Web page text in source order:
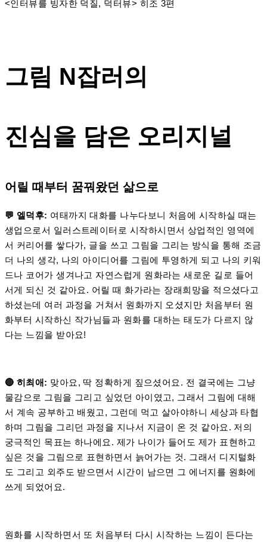
<인터뷰를 빙자한 덕질, 덕터뷰> 히조 3편
그림 N잡러의
진심을 담은 오리지널
어릴 때부터 꿈꿔왔던 삶으로
💬 엘덕후: 여태까지 대화를 나누다보니 처음에 시작하실 때는
생업으로서 일러스트레이터로 시작하시면서 상업적인 영역에
서 커리어를 쌓다가, 글을 쓰고 그림을 그리는 방식을 통해 조금
더 나의 생각, 나의 아이디어를 그림에 투영하게 되고 나의 키워
드나 코어가 생겨나고 자연스럽게 원화라는 새로운 길로 들어
서게 되신 것 같아요. 어릴 때 화가라는 장래희망을 적으셨다고
하셨는데 여러 과정을 거쳐서 원화까지 오셨지만 처음부터 원
화부터 시작하신 작가님들과 원화를 대하는 태도가 다르지 않
다는 느낌을 받아요!
🔴 히최애: 맞아요, 딱 정확하게 짚으셨어요. 전 결국에는 그냥
물감으로 그림을 그리고 싶었던 아이였고, 그래서 그림에 대해
서 계속 공부하고 배웠고, 그런데 먹고 살아야하니 세상과 타협
하며 그림을 그리던 과정을 지나서 지금이 온 것 같아요. 저의
궁극적인 목표는 하나에요. 제가 나이가 들어도 제가 표현하고
싶은 것을 그림으로 표현하면서 늙어가는 것. 그래서 디지털화
도 그리고 외주도 받으면서 시간이 남으면 그 에너지를 원화에
쓰게 되었어요.
원화를 시작하면서 또 처음부터 다시 시작하는 느낌이 든다는